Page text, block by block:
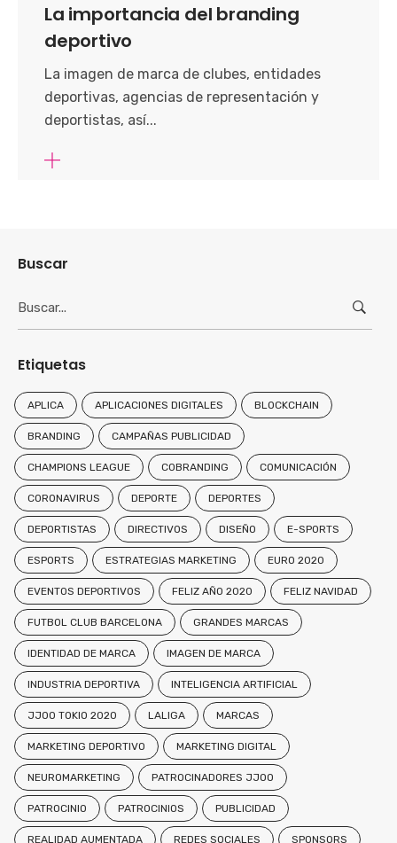
La importancia del branding
deportivo
La imagen de marca de clubes, entidades
deportivas, agencias de representación y
deportistas, así...
Buscar
for:
Etiquetas
APLICA APLICACIONES DIGITALES BLOCKCHAIN
BRANDING CAMPAÑAS PUBLICIDAD
CHAMPIONS LEAGUE COBRANDING COMUNICACIÓN
CORONAVIRUS DEPORTE DEPORTES
DEPORTISTAS DIRECTIVOS DISEÑO E-SPORTS
ESPORTS ESTRATEGIAS MARKETING EURO 2020
EVENTOS DEPORTIVOS FELIZ AÑO 2020 FELIZ NAVIDAD
FUTBOL CLUB BARCELONA GRANDES MARCAS
IDENTIDAD DE MARCA IMAGEN DE MARCA
INDUSTRIA DEPORTIVA INTELIGENCIA ARTIFICIAL
JJOO TOKIO 2020 LALIGA MARCAS
MARKETING DEPORTIVO MARKETING DIGITAL
NEUROMARKETING PATROCINADORES JJOO
PATROCINIO PATROCINIOS PUBLICIDAD
REALIDAD AUMENTADA REDES SOCIALES SPONSORS